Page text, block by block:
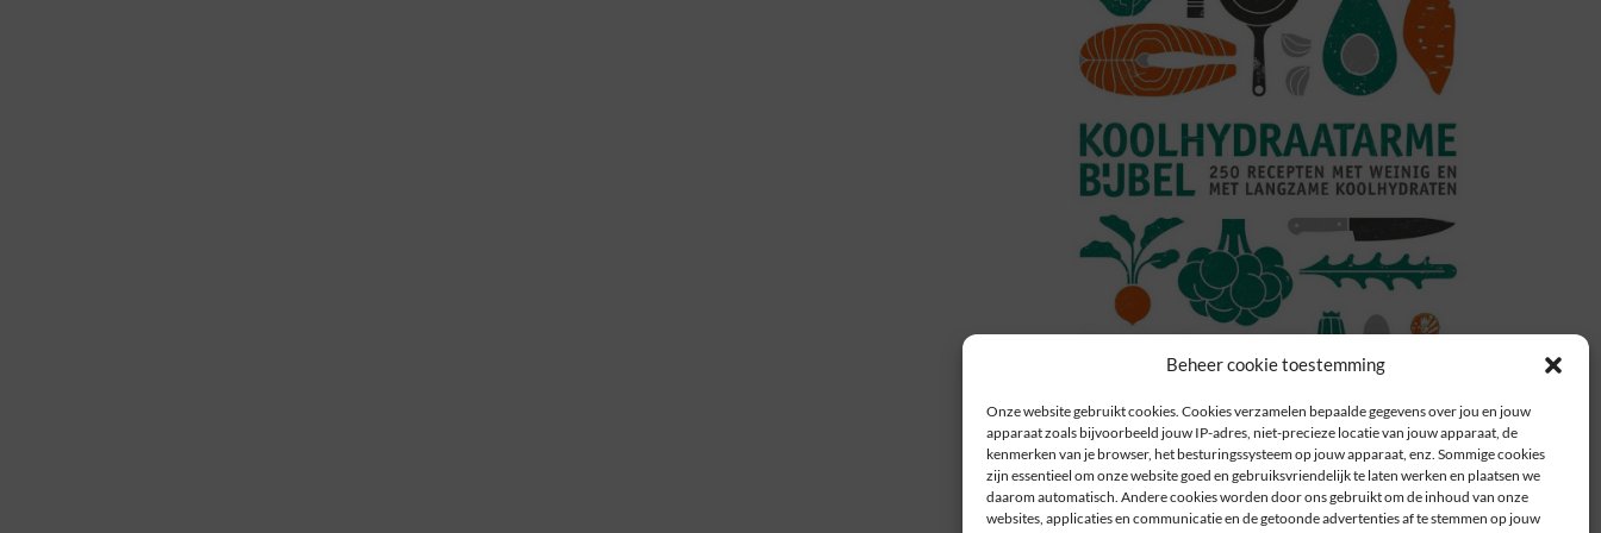
Beheer cookie toestemming
Onze website gebruikt cookies. Cookies verzamelen bepaalde gegevens over jou en jouw
apparaat zoals bijvoorbeeld jouw IP-adres, niet-precieze locatie van jouw apparaat, de
kenmerken van je browser, het besturingssysteem op jouw apparaat, enz. Sommige cookies
zijn essentieel om onze website goed en gebruiksvriendelijk te laten werken en plaatsen we
daarom automatisch. Andere cookies worden door ons gebruikt om de inhoud van onze
websites, applicaties en communicatie en de getoonde advertenties af te stemmen op jouw